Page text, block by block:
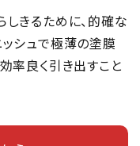
きるために、的確な
シュで極薄の塗膜
率良く引き出すこと